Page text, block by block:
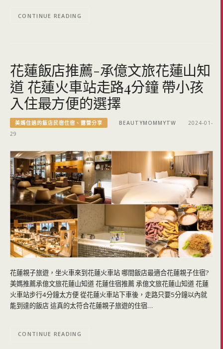
CONTINUE READING
花蓮飯店推薦-承億文旅花蓮山知
道 花蓮火車站走路4分鐘 帶小孩
入住最方便的選擇
美媽住過的飯店民宿住宿、露營分享 BEAUTYMOMMYTW
2024-01-
29
花蓮親子旅遊，坐火車來到花蓮火車站 哪間飯店最適合花蓮親子住宿?
美媽推薦承億文旅花蓮山知道 花蓮住宿推薦 承億文旅花蓮山知道 花蓮
火車站步行4分鐘太方便 從花蓮火車站下車後，走路只要5分鐘以內就
能到達的飯店 這真的太符合花蓮親子旅遊的住宿…
CONTINUE READING